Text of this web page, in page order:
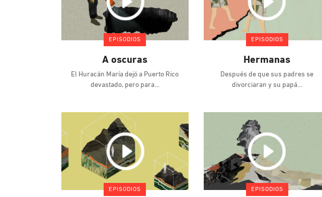
EPISODIOS
A oscuras
El Huracán María dejó a Puerto Rico
devastado, pero para
EPISODIOS
Hermanas
Después de que sus padres se
divorciaran y su papá
EPISODIOS EPISODIOS